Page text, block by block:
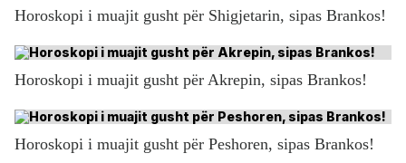
Horoskopi i muajit gusht për Shigjetarin, sipas Brankos!
Horoskopi i muajit gusht për Akrepin, sipas Brankos!
Horoskopi i muajit gusht për Peshoren, sipas Brankos!